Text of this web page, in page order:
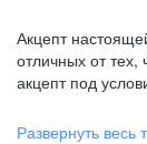
Акцепт
отличных от
акцепт под
Развернуть весь